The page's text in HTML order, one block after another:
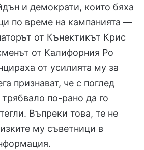
и демократи, които бяха
по време на кампанията —
от Кънектикът Крис
от Калифорния Ро
от усилията му за
признават, че с поглед
трябвало по-рано да го
Въпреки това, те не
му съветници в